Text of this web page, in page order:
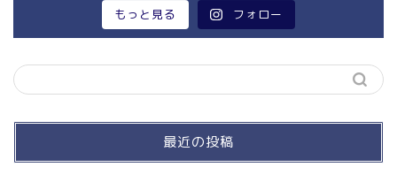
もっと見る フォロー
最近の投稿